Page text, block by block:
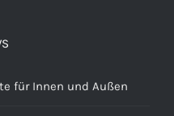
für Innen und Außen